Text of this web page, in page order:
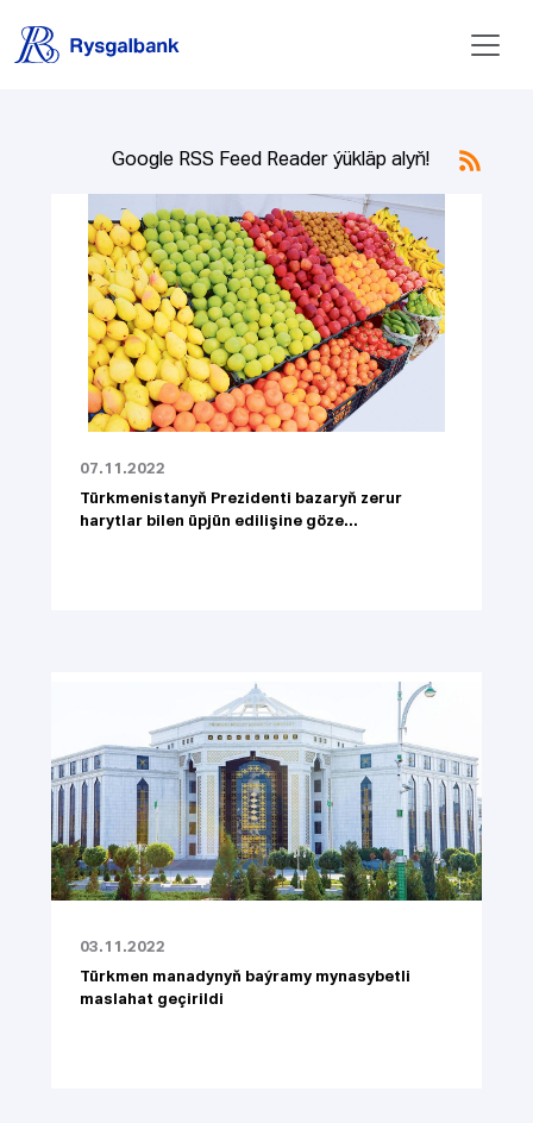
Google RSS Feed Reader ýükläp alyň!
07.11.2022
Türkmenistanyň Prezidenti bazaryň zerur
harytlar bilen üpjün edilişine göze...
03.11.2022
Türkmen manadynyň baýramy mynasybetli
maslahat geçirildi